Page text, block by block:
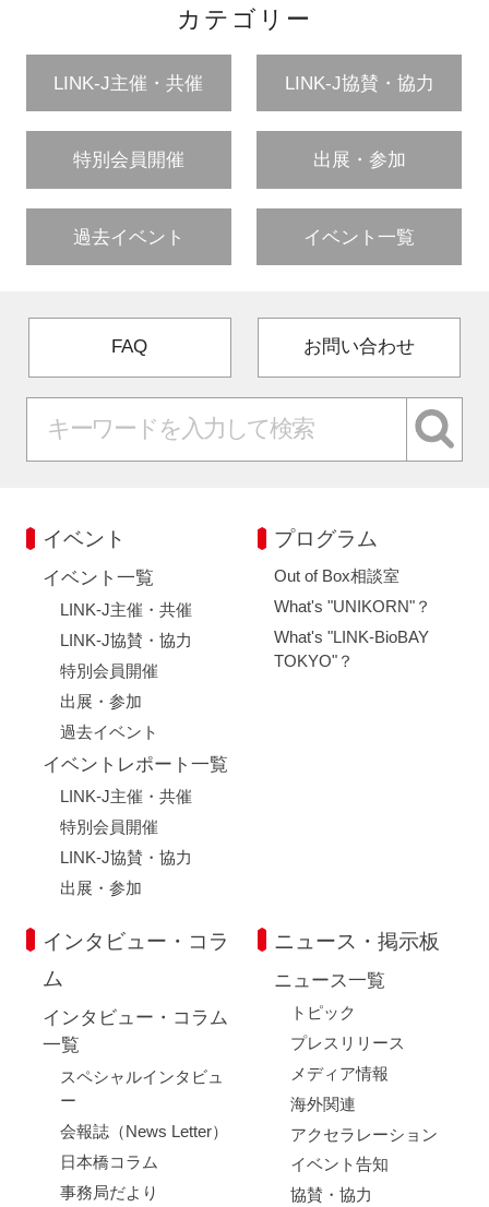
カテゴリー
LINK-J主催・共催 LINK-J協賛・協力
特別会員開催 出展・参加
過去イベント イベント一覧
FAQ お問い合わせ
イベント
イベント一覧
LINK-J主催・共催
LINK-J協賛・協力
特別会員開催
出展・参加
過去イベント
イベントレポート一覧
LINK-J主催・共催
特別会員開催
LINK-J協賛・協力
出展・参加
プログラム
Out of Box相談室
What's "UNIKORN"？
What's "LINK-BioBAY
TOKYO"？
インタビュー・コラ
ム
インタビュー・コラム
一覧
スペシャルインタビュ
ー
会報誌（News Letter）
日本橋コラム
事務局だより
ニュース・掲示板
ニュース一覧
トピック
プレスリリース
メディア情報
海外関連
アクセラレーション
イベント告知
協賛・協力